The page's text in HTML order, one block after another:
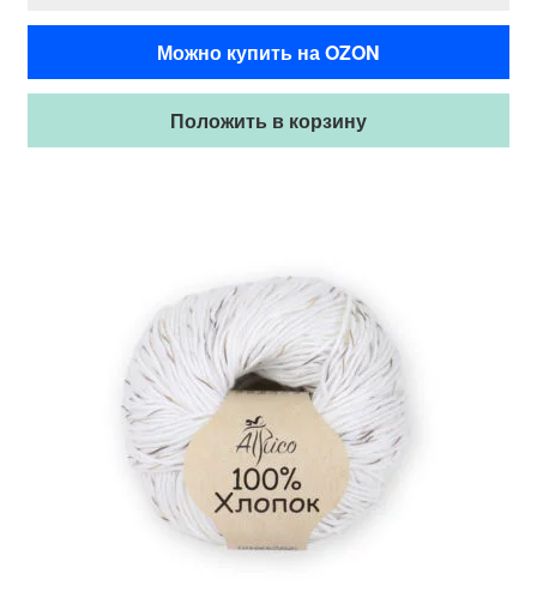
Можно купить на OZON
Положить в корзину